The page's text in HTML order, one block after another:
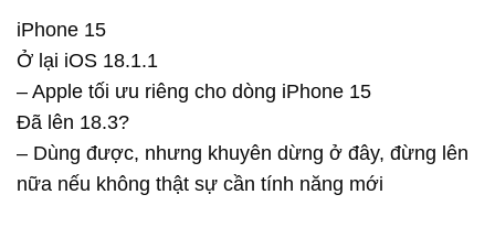
iPhone 15
Ở lại iOS 18.1.1
– Apple tối ưu riêng cho dòng iPhone 15
Đã lên 18.3?
– Dùng được, nhưng khuyên dừng ở đây, đừng lên
nữa nếu không thật sự cần tính năng mới